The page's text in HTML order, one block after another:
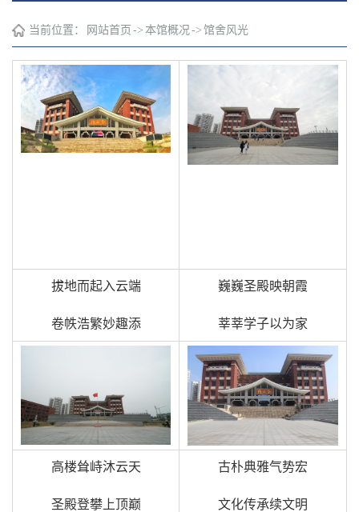
当前位置： 网站首页 -> 本馆概况 -> 馆舍风光
拔地而起入云端
卷帙浩繁妙趣添
巍巍圣殿映朝霞
莘莘学子以为家
高楼耸峙沐云天
圣殿登攀上顶巅
古朴典雅气势宏
文化传承续文明